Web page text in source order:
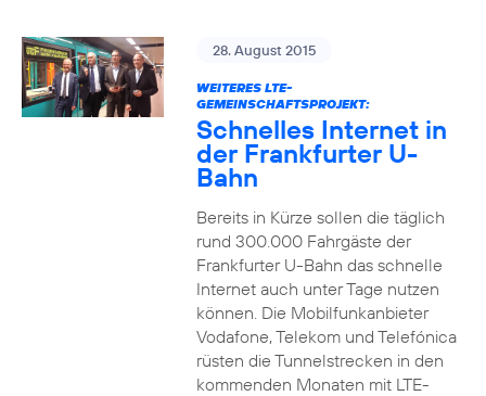
28. August 2015
WEITERES LTE-
GEMEINSCHAFTSPROJEKT:
Schnelles Internet in
der Frankfurter U-
Bahn
Bereits in Kürze sollen die täglich
rund 300.000 Fahrgäste der
Frankfurter U-Bahn das schnelle
Internet auch unter Tage nutzen
können. Die Mobilfunkanbieter
Vodafone, Telekom und Telefónica
rüsten die Tunnelstrecken in den
kommenden Monaten mit LTE-